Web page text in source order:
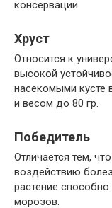
консервации.
Хруст
Относится к
высокой
насекомыми кусте
и весом до 80 гр.
Победитель
Отличается тем,
воздействию
растение
морозов.